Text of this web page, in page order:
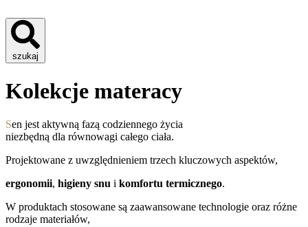
szukaj
Kolekcje materacy
Sen jest aktywną fazą codziennego życia
niezbędną dla równowagi całego ciała.
Projektowane z uwzględnieniem trzech kluczowych aspektów,
ergonomii, higieny snu i komfortu termicznego.
W produktach stosowane są zaawansowane technologie oraz różne
rodzaje materiałów,